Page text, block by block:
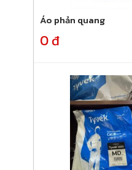
Áo phản quang
0 đ